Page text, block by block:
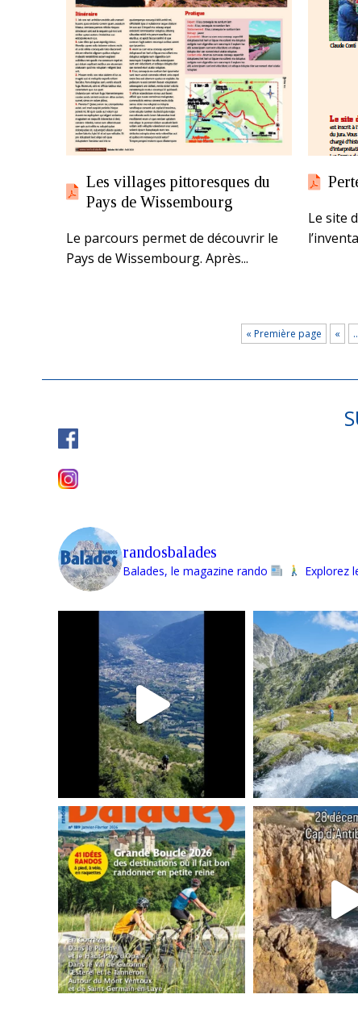
Les villages pittoresques du
Pays de Wissembourg
Le parcours permet de découvrir le
Pays de Wissembourg. Après...
Le site
« Première page «
randosbalades
Balades, le magazine rando Explorez